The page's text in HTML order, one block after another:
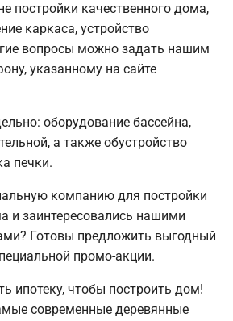
постройки качественного дома,
каркаса, устройство
вопросы можно задать нашим
указанному на сайте
оборудование бассейна,
а также обустройство
печки.
компанию для постройки
и заинтересовались нашими
Готовы предложить выгодный
промо-акции.
ипотеку, чтобы построить дом!
современные деревянные